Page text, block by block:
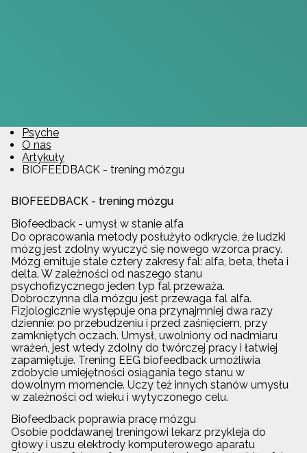
Psyche
O nas
Artykuły
BIOFEEDBACK - trening mózgu
BIOFEEDBACK - trening mózgu
Biofeedback - umysł w stanie alfa
Do opracowania metody posłużyło odkrycie, że ludzki
mózg jest zdolny wyuczyć się nowego wzorca pracy.
Mózg emituje stale cztery zakresy fal: alfa, beta, theta i
delta. W zależności od naszego stanu
psychofizycznego jeden typ fal przeważa.
Dobroczynna dla mózgu jest przewaga fal alfa.
Fizjologicznie występuje ona przynajmniej dwa razy
dziennie: po przebudzeniu i przed zaśnięciem, przy
zamkniętych oczach. Umysł, uwolniony od nadmiaru
wrażeń, jest wtedy zdolny do twórczej pracy i łatwiej
zapamiętuje. Trening EEG biofeedback umożliwia
zdobycie umiejętności osiągania tego stanu w
dowolnym momencie. Uczy też innych stanów umysłu
w zależności od wieku i wytyczonego celu.
Biofeedback poprawia pracę mózgu
Osobie poddawanej treningowi lekarz przykleja do
głowy i uszu elektrody komputerowego aparatu